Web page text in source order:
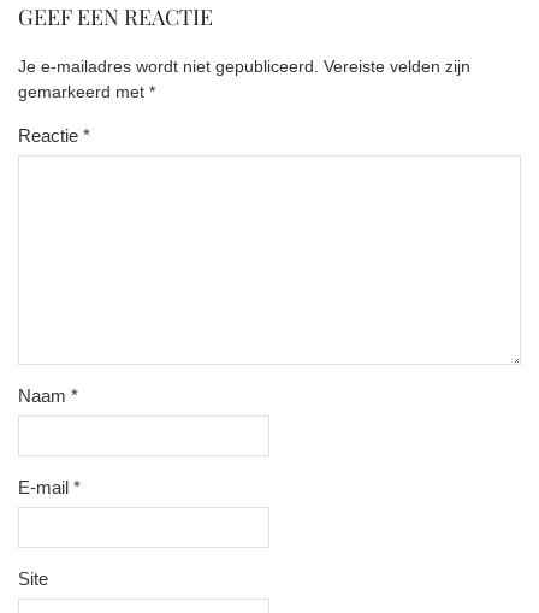
GEEF EEN REACTIE
Je e-mailadres wordt niet gepubliceerd. Vereiste velden zijn
gemarkeerd met *
Reactie *
Naam *
E-mail *
Site